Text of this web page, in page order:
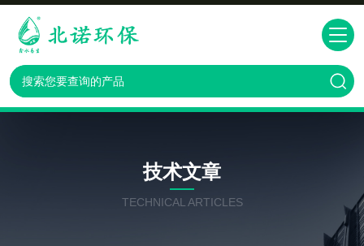
技术文章
TECHNICAL ARTICLES